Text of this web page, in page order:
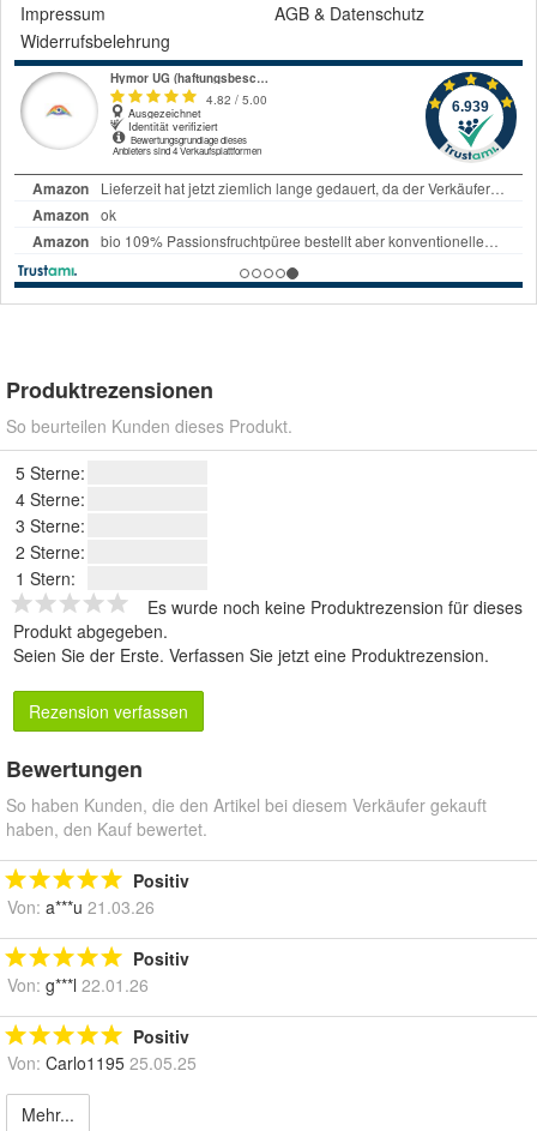
Impressum
AGB & Datenschutz
Widerrufsbelehrung
Produktrezensionen
So beurteilen Kunden dieses Produkt.
5 Sterne:
4 Sterne:
3 Sterne:
2 Sterne:
1 Stern:
Es wurde noch keine Produktrezension für dieses
Produkt abgegeben.
Seien Sie der Erste. Verfassen Sie jetzt eine Produktrezension.
Rezension verfassen
Bewertungen
So haben Kunden, die den Artikel bei diesem Verkäufer gekauft
haben, den Kauf bewertet.
Positiv
Von: a***u 21.03.26
Positiv
Von: g***l 22.01.26
Positiv
Von: Carlo1195 25.05.25
Mehr...